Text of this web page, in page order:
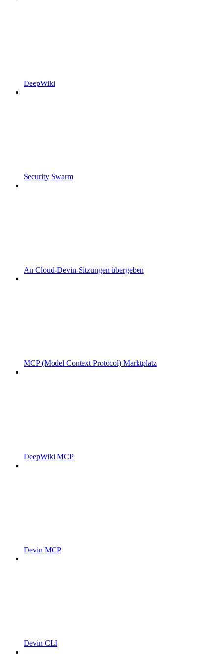
DeepWiki
Security Swarm
An Cloud-Devin-Sitzungen übergeben
MCP (Model Context Protocol) Marktplatz
DeepWiki MCP
Devin MCP
Devin CLI